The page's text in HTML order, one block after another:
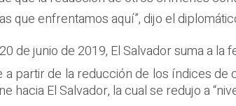
que enfrentamos aquí”, dijo el
de junio de 2019, El Salvador suma a la
partir de la reducción de los índices de
hacia El Salvador, la cual se redujo a